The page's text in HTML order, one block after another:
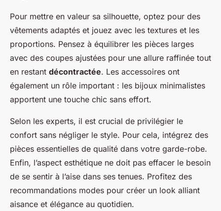
Pour mettre en valeur sa silhouette, optez pour des
vêtements adaptés et jouez avec les textures et les
proportions. Pensez à équilibrer les pièces larges
avec des coupes ajustées pour une allure raffinée tout
en restant décontractée. Les accessoires ont
également un rôle important : les bijoux minimalistes
apportent une touche chic sans effort.
Selon les experts, il est crucial de privilégier le
confort sans négliger le style. Pour cela, intégrez des
pièces essentielles de qualité dans votre garde-robe.
Enfin, l’aspect esthétique ne doit pas effacer le besoin
de se sentir à l’aise dans ses tenues. Profitez des
recommandations modes pour créer un look alliant
aisance et élégance au quotidien.